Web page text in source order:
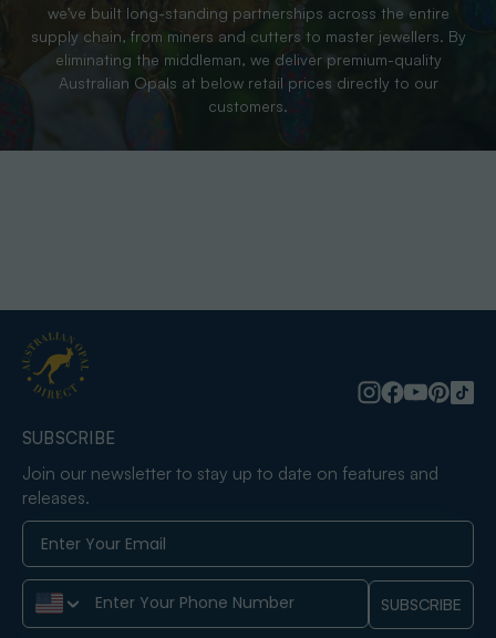
we’ve built long-standing partnerships across the entire
supply chain, from miners and cutters to master jewellers. By
eliminating the middleman, we deliver premium-quality
Australian Opals at below retail prices directly to our
customers.
SUBSCRIBE
Join our newsletter to stay up to date on features and
releases.
Phone Number SUBSCRIBE